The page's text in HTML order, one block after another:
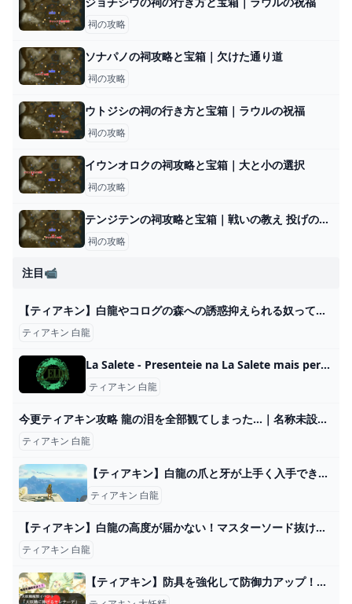
祠の攻略
ソナパノの祠攻略と宝箱｜欠けた通り道
祠の攻略
ウトジシの祠の行き方と宝箱｜ラウルの祝福
祠の攻略
イウンオロクの祠攻略と宝箱｜大と小の選択
祠の攻略
テンジテンの祠攻略と宝箱｜戦いの教え 投げの極意
祠の攻略
注目📹
【ティアキン】白龍やコログの森への誘惑抑えられる奴っているの？ │ ゼルダあんてな
ティアキン 白龍
La Salete - Presenteie na La Salete mais perto de você!
ティアキン 白龍
今更ティアキン攻略 龍の泪を全部観てしまった…｜名称未設定の逆張り思考実験
ティアキン 白龍
【ティアキン】白龍の爪と牙が上手く入手できない!←ここを狙うと取りやすいぞ!【ティアーズオブザキングダム】 ゼルダの伝説ティアーズオブザキングダム(ティアキン)攻略まとめ-コログ速報
ティアキン 白龍
【ティアキン】白龍の高度が届かない！マスターソード抜けない！ 令和の知恵袋
ティアキン 白龍
【ティアキン】防具を強化して防御力アップ！大妖精解放イベント「大妖精に捧げるセレナーデ」を攻略！ アルマ流ゲーム・ライフ備忘録